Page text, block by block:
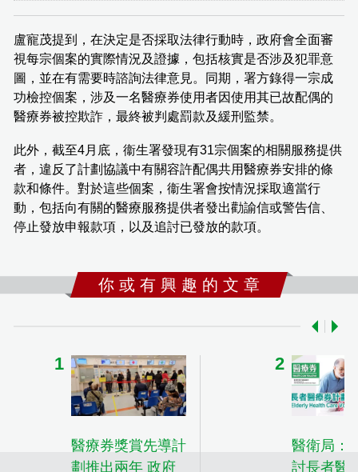
盧寵茂提到，在決定是否採取法律行動時，政府會全面審
視每宗個案的實際情況及證據，包括核實是否涉及犯罪意
圖，並在有需要時諮詢法律意見。同期，署方錄得一宗成
功檢控個案，涉及一名醫療券使用者因使用其已故配偶的
醫療券被控欺詐，最終被判處罰款及緩刑監禁。
此外，截至4月底，衞生署發現有31宗個案的相關服務提供
者，違反了計劃協議中有關容許配偶共用醫療券安排的條
款和條件。對於這些個案，衞生署會按情況採取適當行
動，包括向有關的醫療服務提供者發出勸諭信或警告信、
停止發放申報款項，以及追討已發放的款項。
你 或 有 興 趣 的 文 章
醫療券獎賞先導計
劃推出兩年 政府
醫衛局：
討長者醫